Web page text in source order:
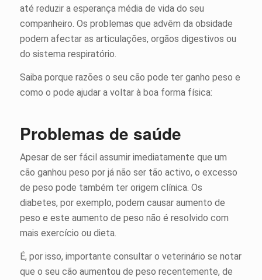
até reduzir a esperança média de vida do seu
companheiro. Os problemas que advêm da obsidade
podem afectar as articulações, orgãos digestivos ou
do sistema respiratório.
Saiba porque razões o seu cão pode ter ganho peso e
como o pode ajudar a voltar à boa forma física:
Problemas de saúde
Apesar de ser fácil assumir imediatamente que um
cão ganhou peso por já não ser tão activo, o excesso
de peso pode também ter origem clínica. Os
diabetes, por exemplo, podem causar aumento de
peso e este aumento de peso não é resolvido com
mais exercício ou dieta.
É, por isso, importante consultar o veterinário se notar
que o seu cão aumentou de peso recentemente, de